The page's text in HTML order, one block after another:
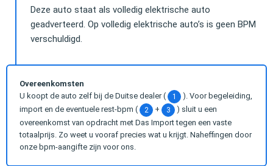
Deze auto staat als volledig elektrische auto
geadverteerd. Op volledig elektrische auto’s is geen BPM
verschuldigd.
Overeenkomsten
U koopt de auto zelf bij de Duitse dealer (
1
). Voor begeleiding,
import en de eventuele rest-bpm (
2 + 3
) sluit u een
overeenkomst van opdracht met Das Import tegen een vaste
totaalprijs. Zo weet u vooraf precies wat u krijgt. Naheffingen door
onze bpm-aangifte zijn voor ons.